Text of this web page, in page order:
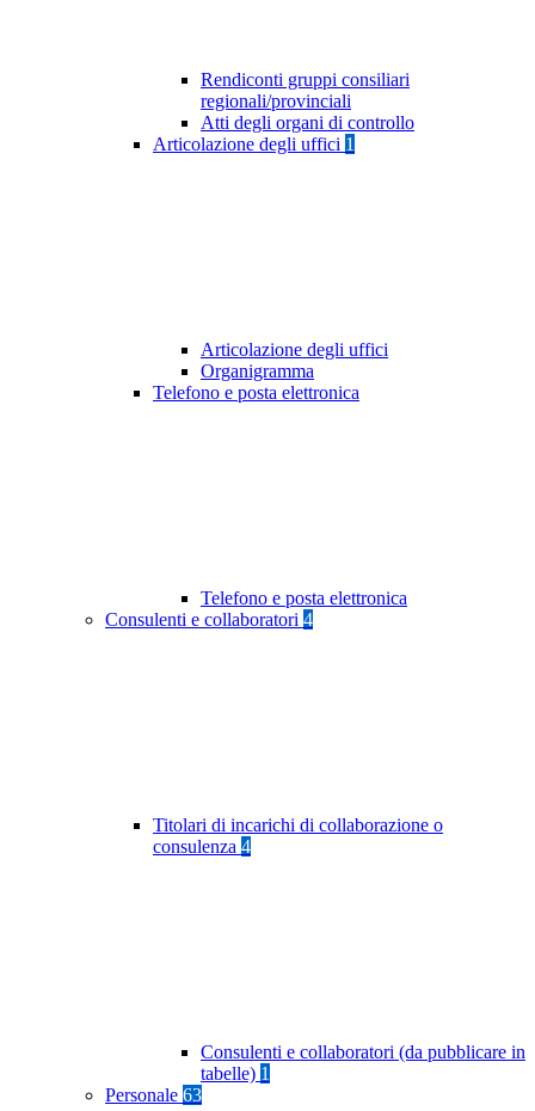
Rendiconti gruppi consiliari
regionali/provinciali
Atti degli organi di controllo
Articolazione degli uffici 1
Articolazione degli uffici
Organigramma
Telefono e posta elettronica
Telefono e posta elettronica
Consulenti e collaboratori 4
Titolari di incarichi di collaborazione o
consulenza 4
Consulenti e collaboratori (da pubblicare in
tabelle) 1
Personale 63